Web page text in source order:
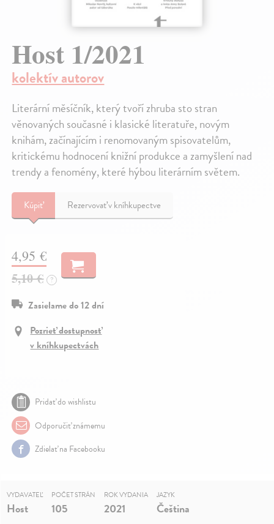
Host 1/2021
kolektív autorov
Literární měsíčník, který tvoří zhruba sto stran
věnovaných současné i klasické literatuře, novým
knihám, začínajícím i renomovaným spisovatelům,
kritickému hodnocení knižní produkce a zamyšlení nad
trendy a fenomény, které hýbou literárním světem.
Kúpiť Rezervovať v kníhkupectve
4,95 €
5,10 €
?
Zasielame do 12 dní
Pozrieť dostupnosť
v kníhkupectvách
Pridať do wishlistu
Odporučiť známemu
Zdielať na Facebooku
VYDAVATEĽ
Host
POČET STRÁN
105
ROK VYDANIA
2021
JAZYK
Čeština